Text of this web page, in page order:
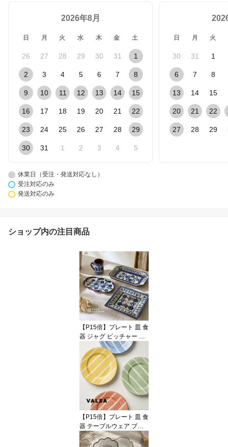
2026年8月
日 月 火 水 木 金 土
26 27 28 29 30 31 1
2 3 4 5 6 7 8
9 10 11 12 13 14 15
16 17 18 19 20 21 22
23 24 25 26 27 28 29
30 31 1 2 3 4 5
日 月 火
30 31 1
6 7 8
13 14 15
20 21 22
27 28 29
休業日（受注・発送対応なし）
受注対応のみ
発送対応のみ
ショップ内の注目商品
【P15倍】プレート 皿 食
器 ジャグ ピッチャー 花
瓶 フラワーベース 花柄
フラワーモチーフ 陶器
テラコッタ ブルー 青 ホ
ワイト 白 テーブルウェ
ア おしゃれ かわいい 輸
入食器 海外インテリア
輸入 インポート 直輸入
オブジェ 置物 インテリ
ア ハンドメイド
【P15倍】プレート 皿 食
器 テーブルウェア ブル
ー イエロー グリーン レ
ッド 青 赤 黄色 陶器 アー